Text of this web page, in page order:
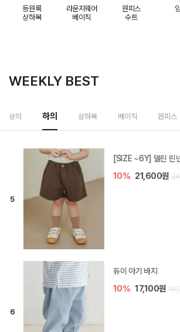
등원룩
상하복
라운지웨어
베이직
원피스
수트
WEEKLY BEST
상의 하의 상하복 베이직 원피스
[SIZE ~6Y] 델린 린
10% 21,600원
듀이 아기 바지
10% 17,100원